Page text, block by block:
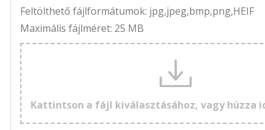
Feltölthető fájlformátumok: jpg,jpeg,bmp,png,HEIF
Maximális fájlméret: 25 MB
Kattintson a fájl kiválasztásához, vagy húzza